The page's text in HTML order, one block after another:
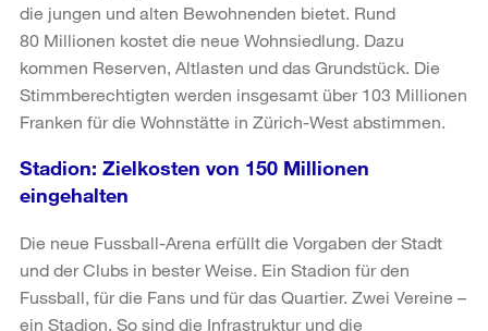
die jungen und alten Bewohnenden bietet. Rund
80 Millionen kostet die neue Wohnsiedlung. Dazu
kommen Reserven, Altlasten und das Grundstück. Die
Stimmberechtigten werden insgesamt über 103 Millionen
Franken für die Wohnstätte in Zürich-West abstimmen.
Stadion: Zielkosten von 150 Millionen
eingehalten
Die neue Fussball-Arena erfüllt die Vorgaben der Stadt
und der Clubs in bester Weise. Ein Stadion für den
Fussball, für die Fans und für das Quartier. Zwei Vereine –
ein Stadion. So sind die Infrastruktur und die